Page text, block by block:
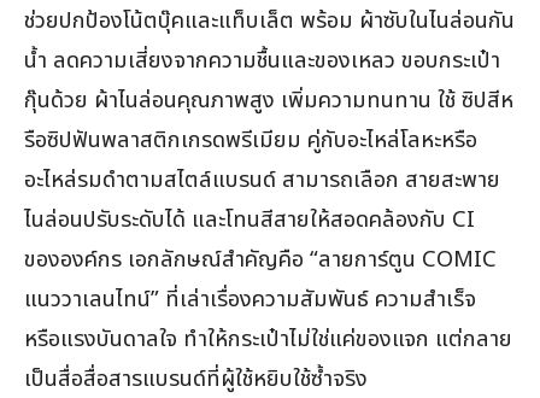
ช่วยปกป้องโน้ตบุ๊คและแท็บเล็ต พร้อม ผ้าซับในไนล่อนกัน
น้ำ ลดความเสี่ยงจากความชื้นและของเหลว ขอบกระเป๋า
กุ๊นด้วย ผ้าไนล่อนคุณภาพสูง เพิ่มความทนทาน ใช้ ซิปสีห
รือซิปฟันพลาสติกเกรดพรีเมียม คู่กับอะไหล่โลหะหรือ
อะไหล่รมดำตามสไตล์แบรนด์ สามารถเลือก สายสะพาย
ไนล่อนปรับระดับได้ และโทนสีสายให้สอดคล้องกับ CI
ขององค์กร เอกลักษณ์สำคัญคือ “ลายการ์ตูน COMIC
แนววาเลนไทน์” ที่เล่าเรื่องความสัมพันธ์ ความสำเร็จ
หรือแรงบันดาลใจ ทำให้กระเป๋าไม่ใช่แค่ของแจก แต่กลาย
เป็นสื่อสื่อสารแบรนด์ที่ผู้ใช้หยิบใช้ซ้ำจริง